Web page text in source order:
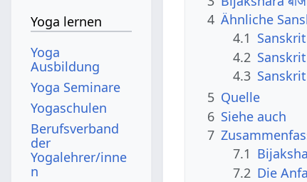
4 Ähnliche
4.1
4.2
4.3
5 Quelle
6 Siehe auch
7
7.1
7.2 Die
Yoga lernen
Yoga
Ausbildung
Yoga Seminare
Yogaschulen
Berufsverband
der
Yogalehrer/inne
n